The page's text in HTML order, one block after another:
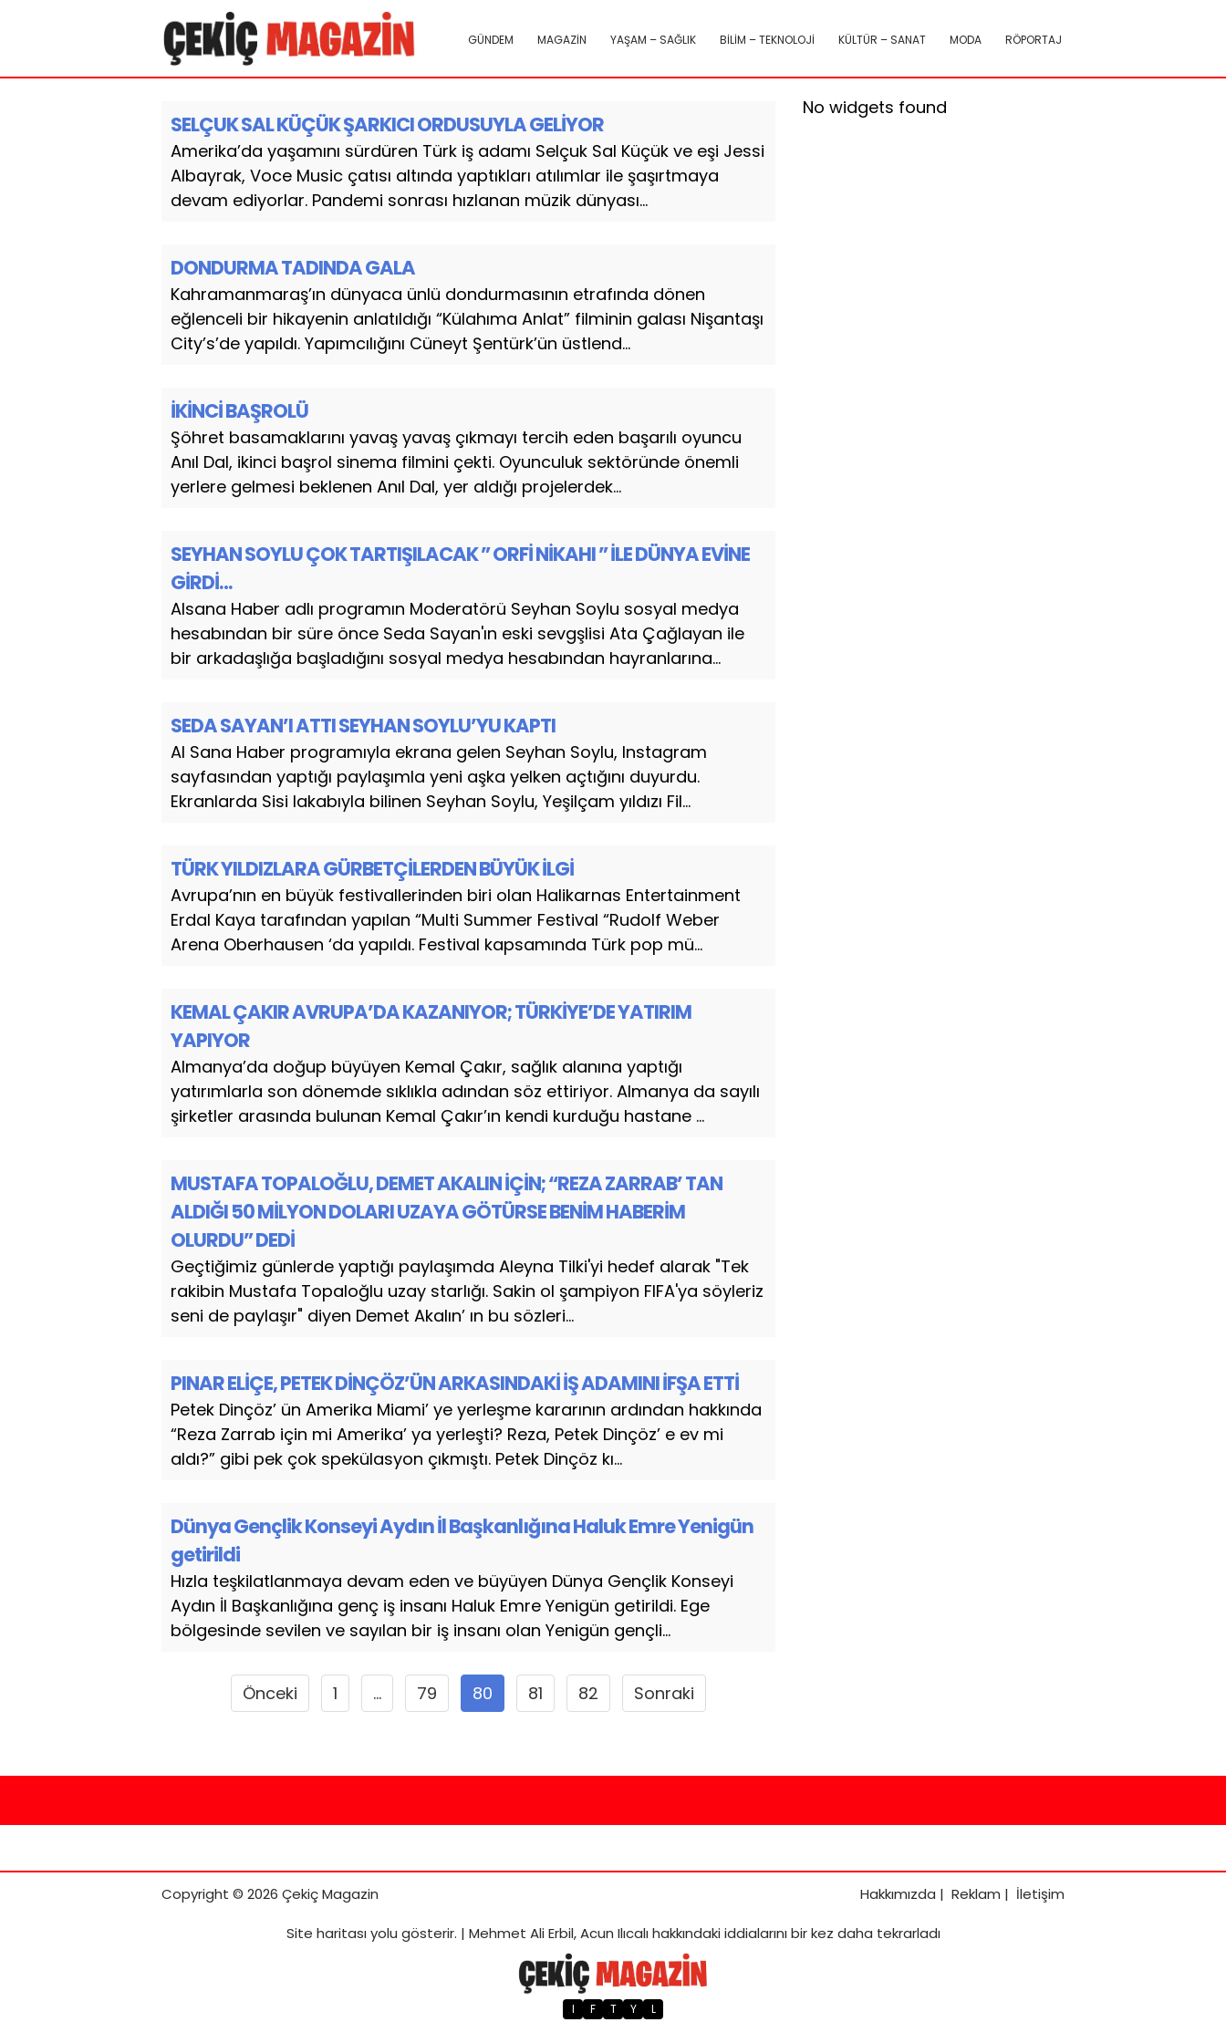
GÜNDEM MAGAZİN YAŞAM – SAĞLIK BİLİM – TEKNOLOJİ KÜLTÜR – SANAT MODA RÖPORTAJ
SELÇUK SAL KÜÇÜK ŞARKICI ORDUSUYLA GELİYOR
Amerika’da yaşamını sürdüren Türk iş adamı Selçuk Sal Küçük ve eşi Jessi
Albayrak, Voce Music çatısı altında yaptıkları atılımlar ile şaşırtmaya
devam ediyorlar. Pandemi sonrası hızlanan müzik dünyası...
DONDURMA TADINDA GALA
Kahramanmaraş’ın dünyaca ünlü dondurmasının etrafında dönen
eğlenceli bir hikayenin anlatıldığı “Külahıma Anlat” filminin galası Nişantaşı
City’s’de yapıldı. Yapımcılığını Cüneyt Şentürk’ün üstlend...
İKİNCİ BAŞROLÜ
Şöhret basamaklarını yavaş yavaş çıkmayı tercih eden başarılı oyuncu
Anıl Dal, ikinci başrol sinema filmini çekti. Oyunculuk sektöründe önemli
yerlere gelmesi beklenen Anıl Dal, yer aldığı projelerdek...
SEYHAN SOYLU ÇOK TARTIŞILACAK ” ORFİ NİKAHI ” İLE DÜNYA EVİNE
GİRDİ…
Alsana Haber adlı programın Moderatörü Seyhan Soylu sosyal medya
hesabından bir süre önce Seda Sayan'ın eski sevgşlisi Ata Çağlayan ile
bir arkadaşlığa başladığını sosyal medya hesabından hayranlarına...
SEDA SAYAN’I ATTI SEYHAN SOYLU’YU KAPTI
Al Sana Haber programıyla ekrana gelen Seyhan Soylu, Instagram
sayfasından yaptığı paylaşımla yeni aşka yelken açtığını duyurdu.
Ekranlarda Sisi lakabıyla bilinen Seyhan Soylu, Yeşilçam yıldızı Fil...
TÜRK YILDIZLARA GÜRBETÇİLERDEN BÜYÜK İLGİ
Avrupa’nın en büyük festivallerinden biri olan Halikarnas Entertainment
Erdal Kaya tarafından yapılan “Multi Summer Festival “Rudolf Weber
Arena Oberhausen ‘da yapıldı. Festival kapsamında Türk pop mü...
KEMAL ÇAKIR AVRUPA’DA KAZANIYOR; TÜRKİYE’DE YATIRIM
YAPIYOR
Almanya’da doğup büyüyen Kemal Çakır, sağlık alanına yaptığı
yatırımlarla son dönemde sıklıkla adından söz ettiriyor. Almanya da sayılı
şirketler arasında bulunan Kemal Çakır’ın kendi kurduğu hastane ...
MUSTAFA TOPALOĞLU, DEMET AKALIN İÇİN; “REZA ZARRAB’ TAN
ALDIĞI 50 MİLYON DOLARI UZAYA GÖTÜRSE BENİM HABERİM
OLURDU” DEDİ
Geçtiğimiz günlerde yaptığı paylaşımda Aleyna Tilki'yi hedef alarak "Tek
rakibin Mustafa Topaloğlu uzay starlığı. Sakin ol şampiyon FIFA'ya söyleriz
seni de paylaşır" diyen Demet Akalın’ ın bu sözleri...
PINAR ELİÇE, PETEK DİNÇÖZ’ÜN ARKASINDAKİ İŞ ADAMINI İFŞA ETTİ
Petek Dinçöz’ ün Amerika Miami’ ye yerleşme kararının ardından hakkında
“Reza Zarrab için mi Amerika’ ya yerleşti? Reza, Petek Dinçöz’ e ev mi
aldı?” gibi pek çok spekülasyon çıkmıştı. Petek Dinçöz kı...
Dünya Gençlik Konseyi Aydın İl Başkanlığına Haluk Emre Yenigün
getirildi
Hızla teşkilatlanmaya devam eden ve büyüyen Dünya Gençlik Konseyi
Aydın İl Başkanlığına genç iş insanı Haluk Emre Yenigün getirildi. Ege
bölgesinde sevilen ve sayılan bir iş insanı olan Yenigün gençli...
Önceki 1 … 79 80 81 82 Sonraki
No widgets found
Copyright © 2026 Çekiç Magazin Hakkımızda | Reklam | İletişim
Site haritasıyolu gösterir. | Mehmet Ali Erbil, Acun Ilıcalı hakkındaki iddialarını bir kez daha tekrarladı
I F T Y L